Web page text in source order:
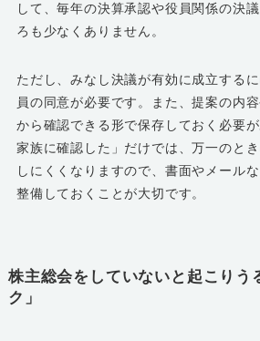
して、毎年の決算承認や役員関係の決
ろも少なくありません。
ただし、みなし決議が有効に成立する
員の同意が必要です。また、提案の内
から確認できる形で保存しておく必要
家族に確認した」だけでは、万一のと
しにくくなりますので、書面やメール
整備しておくことが大切です。
株主総会をしていないと起こりう
ク」